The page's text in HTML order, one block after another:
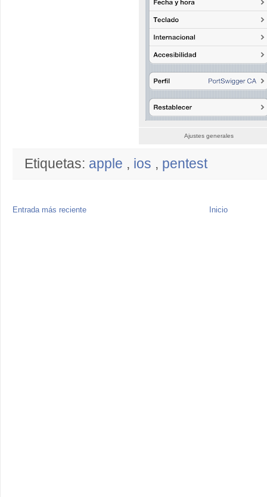
Ajustes generales
Etiquetas: apple , ios , pentest
Entrada más reciente Inicio